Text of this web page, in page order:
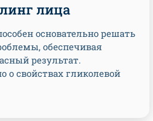
лица
основательно решать
обеспечивая
результат.
о свойствах гликолевой